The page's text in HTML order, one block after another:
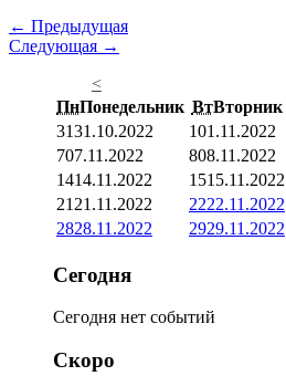
← Предыдущая
Следующая →
<
ПнПонедельник ВтВторник
3131.10.2022 101.11.2022
707.11.2022 808.11.2022
1414.11.2022 1515.11.2022
21 21.11.2022 2222.11.2022
2828.11.2022 2929.11.2022
Сегодня
Сегодня нет событий
Скоро